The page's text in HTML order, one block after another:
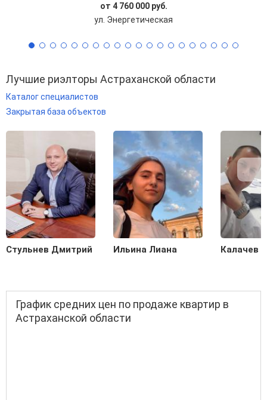
от 4 760 000 руб.
ул. Энергетическая
Лучшие риэлторы Астраханской области
Каталог специалистов
Закрытая база объектов
Стульнев Дмитрий Ильина Лиана Калачев
График средних цен по продаже квартир в
Астраханской области